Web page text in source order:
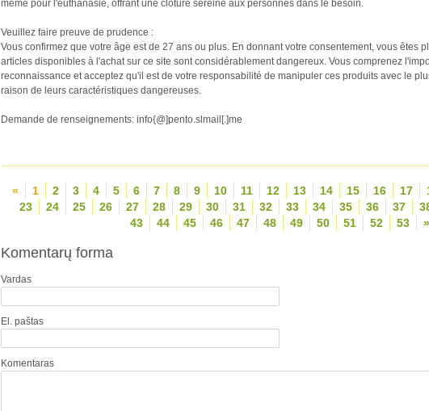
même pour l'euthanasie, offrant une clôture sereine aux personnes dans le besoin.
Veuillez faire preuve de prudence :
Vous confirmez que votre âge est de 27 ans ou plus. En donnant votre consentement, vous êtes
articles disponibles à l'achat sur ce site sont considérablement dangereux. Vous comprenez
reconnaissance et acceptez qu'il est de votre responsabilité de manipuler ces produits avec le
raison de leurs caractéristiques dangereuses.
Demande de renseignements: info{@]pento.slmail[.]me
« 1 2 3 4 5 6 7 8 9 10 11 12 13 14 15 16 17
23
24 25 26 27 28 29 30 31 32 33 34 35 36 37
43
44 45 46 47 48 49 50 51 52 53 »
Komentarų forma
Vardas
El. paštas
Komentaras